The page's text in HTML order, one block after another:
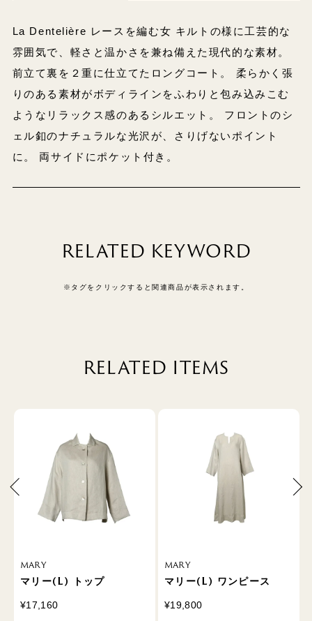
La Dentelière レースを編む女 キルトの様に工芸的な
雰囲気で、軽さと温かさを兼ね備えた現代的な素材。
前立て裏を２重に仕立てたロングコート。 柔らかく張
りのある素材がボディラインをふわりと包み込みこむ
ようなリラックス感のあるシルエット。 フロントのシ
ェル釦のナチュラルな光沢が、さりげないポイント
に。 両サイドにポケット付き。
RELATED KEYWORD
※タグをクリックすると関連商品が表示されます。
RELATED ITEMS
MARY
マリー(L) トップ
¥17,160
MARY
マリー(L) ワンピース
¥19,800